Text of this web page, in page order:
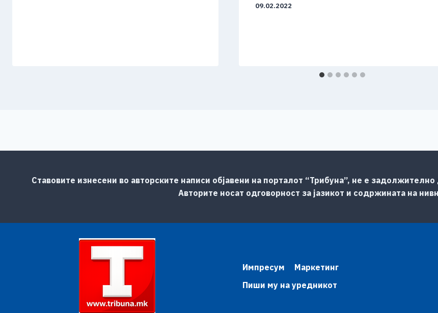
09.02.2022
Ставовите изнесени во авторските написи објавени на порталот “Трибуна”, не е
Авторите носат одговорност за јазикот и содржината на
Импресум
Маркетинг
Пиши му на уредникот